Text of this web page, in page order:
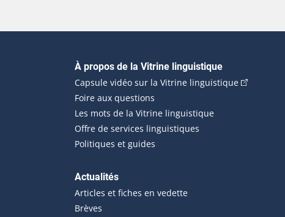
Navigation principale
À propos de la Vitrine linguistique
Capsule vidéo sur la Vitrine linguistique(Cet
Foire aux questions
Les mots de la Vitrine linguistique
Offre de services linguistiques
Politiques et guides
Actualités
Articles et fiches en vedette
Brèves